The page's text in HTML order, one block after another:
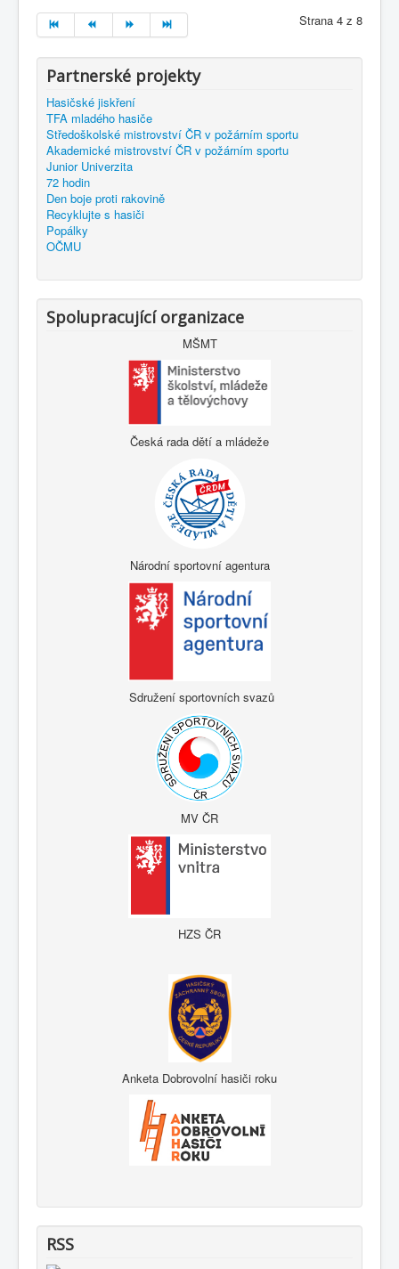
Strana 4 z 8
Partnerské projekty
Hasičské jiskření
TFA mladého hasiče
Středoškolské mistrovství ČR v požárním sportu
Akademické mistrovství ČR v požárním sportu
Junior Univerzita
72 hodin
Den boje proti rakovině
Recyklujte s hasiči
Popálky
OČMU
Spolupracující organizace
MŠMT
Česká rada dětí a mládeže
Národní sportovní agentura
Sdružení sportovních svazů
MV ČR
HZS ČR
Anketa Dobrovolní hasiči roku
RSS